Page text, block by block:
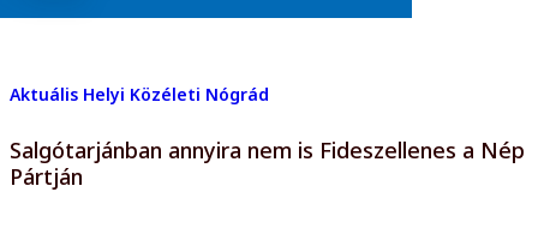
Aktuális Helyi Közéleti Nógrád
Salgótarjánban annyira nem is Fideszellenes a Nép
Pártján